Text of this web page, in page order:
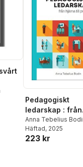
antal röster:
Pedagogiskt
ledarskap : från
hjärna till
Anna Tebelius
Häftad, 2025
223 kr